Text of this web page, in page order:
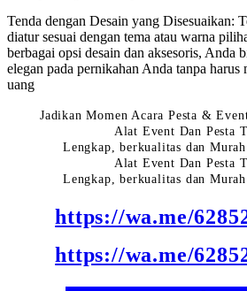
Tenda dengan Desain yang Disesuaikan:
diatur sesuai dengan tema atau warna
berbagai opsi desain dan aksesoris, Anda
elegan pada pernikahan Anda tanpa harus
uang
Jadikan Momen Acara Pesta &
Alat Event Dan Pesta
Lengkap, berkualitas dan
Alat Event Dan Pesta
Lengkap, berkualitas dan
https://wa.me/
https://wa.me/